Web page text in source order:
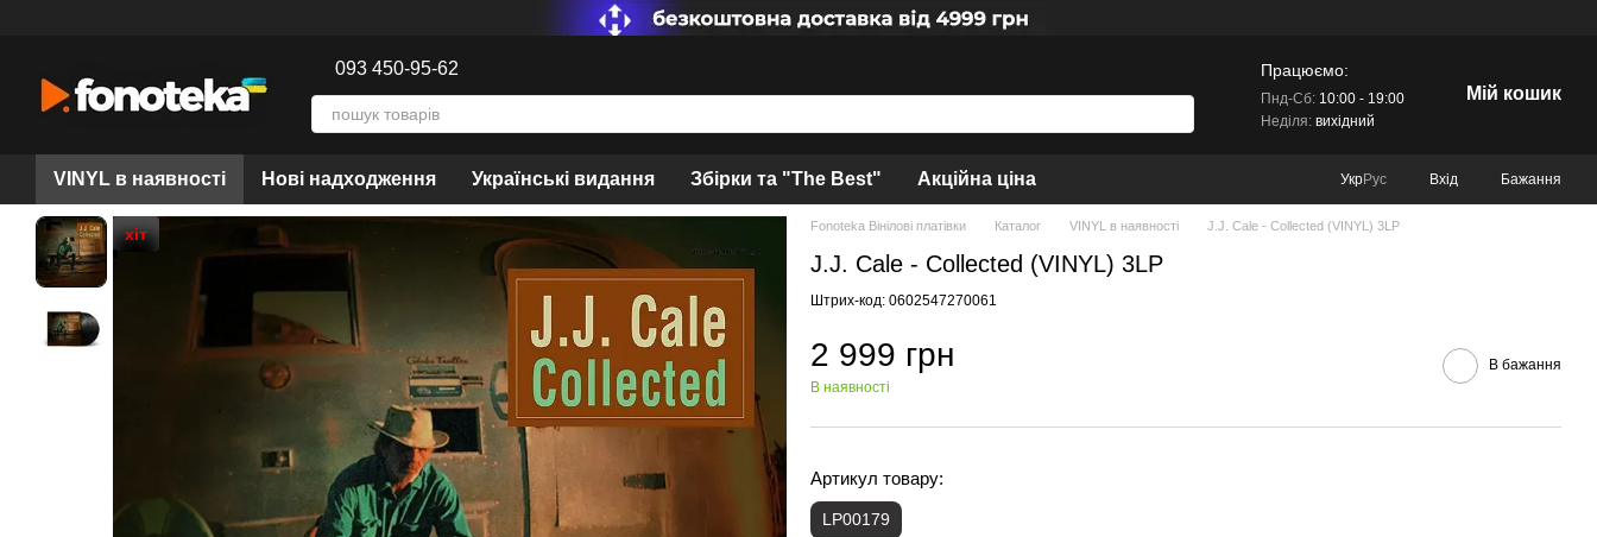
093 450-95-62 Працюємо:
Пнд-Сб:10:00 - 19:00
Неділя:вихідний
Мій кошик
VINYL в наявності Нові надходження Українські видання Збірки та "The Best" Акційна ціна УкрРус Вхід Бажання
хіт Fonoteka Вінілові платівки Каталог VINYL в наявності J.J. Cale - Collected (VINYL) 3LP
J.J. Cale - Collected (VINYL) 3LP
Штрих-код: 0602547270061
2 999 грн
В наявності
В бажання
Артикул товару:
LP00179